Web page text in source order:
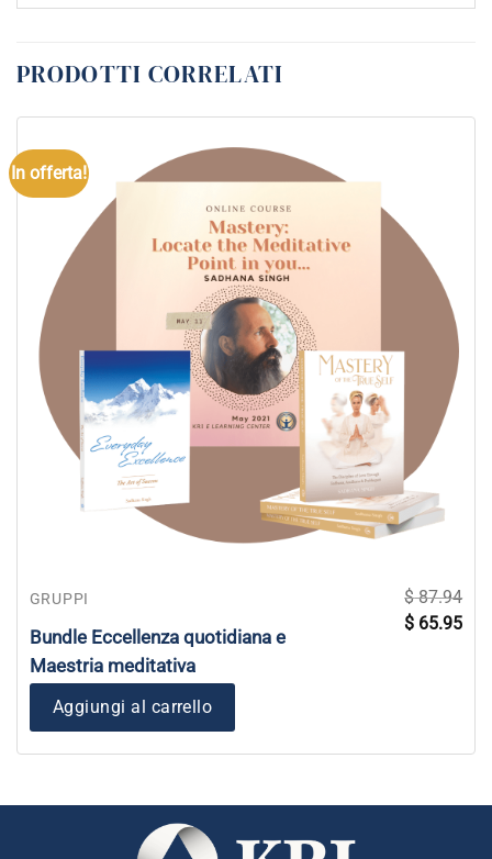
PRODOTTI CORRELATI
In offerta!
GRUPPI
Bundle Eccellenza quotidiana e
Maestria meditativa
$87.94
Il
prezzo
$ 65.95Il
Aggiungi al carrello